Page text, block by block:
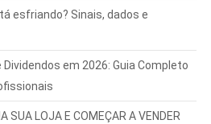
esfriando? Sinais, dados e
em 2026: Guia Completo
SUA LOJA E COMEÇAR A VENDER